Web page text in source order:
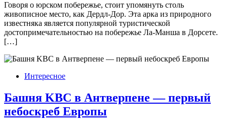
Говоря о юрском побережье, стоит упомянуть столь
живописное место, как Дердл-Дор. Эта арка из природного
известняка является популярной туристической
достопримечательностью на побережье Ла-Манша в Дорсете.
[…]
Интересное
Башня KBC в Антверпене — первый
небоскреб Европы